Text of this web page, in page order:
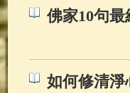
佛家10句
如何修清淨